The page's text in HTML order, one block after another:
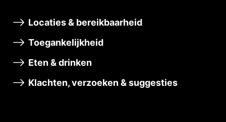
Locaties & bereikbaarheid
Toegankelijkheid
Eten & drinken
Klachten, verzoeken & suggesties